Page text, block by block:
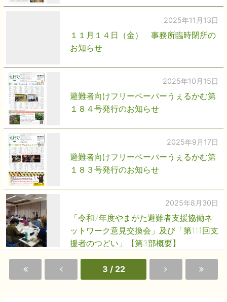
2025年11月13日
１１月１４日（金） 事務所臨時閉所の
お知らせ
2025年10月15日
避難者向けフリーペーパーうぇるかむ第
１８４号発行のお知らせ
2025年9月17日
避難者向けフリーペーパーうぇるかむ第
１８３号発行のお知らせ
2025年8月30日
「令和7年度やまがた避難者支援協働ネ
ットワーク意見交換会」及び「第111回支
援者のつどい」【第3部概要】
3 / 22